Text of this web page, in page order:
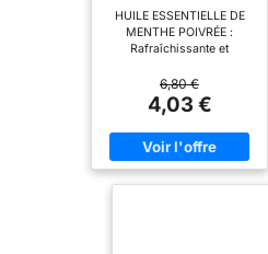
HUILE ESSENTIELLE DE
MENTHE POIVRÉE :
Rafraîchissante et
l’organisme, sa
polyvalence d’action, tant
sur la bonne digestion que
sur les états de fatigue,
font de l'Huile Essentielle
de Menthe poivrée une
6,80 €
4,03 €